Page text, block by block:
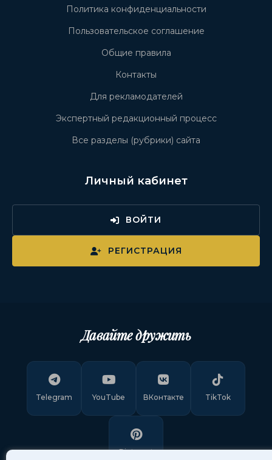
Политика конфиденциальности
Пользовательское соглашение
Общие правила
Контакты
Для рекламодателей
Экспертный редакционный процесс
Все разделы (рубрики) сайта
Личный кабинет
ВОЙТИ
РЕГИСТРАЦИЯ
Давайте дружить
Telegram YouTube ВКонтакте TikTok
Pinterest